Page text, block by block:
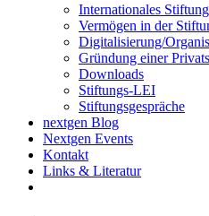
Internationales
Vermögen in der
Digitalisierung/
Gründung einer
Downloads
Stiftungs-LEI
Stiftungsgespräche
nextgen Blog
Nextgen Events
Kontakt
Links & Literatur